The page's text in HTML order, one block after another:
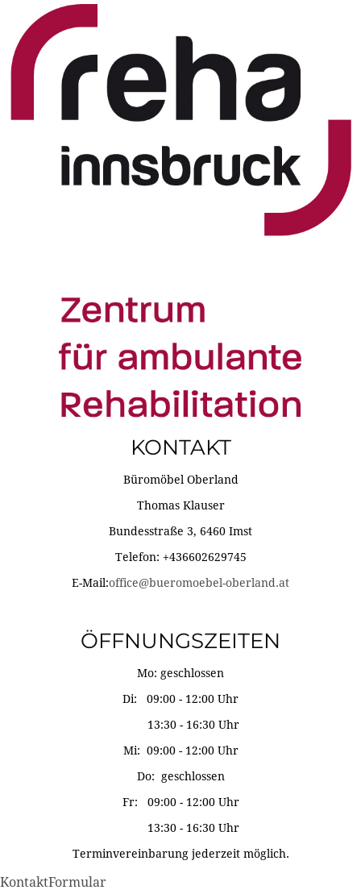
KONTAKT
Büromöbel Oberland
Thomas Klauser
Bundesstraße 3, 6460 Imst
Telefon: +436602629745
E-Mail:office@bueromoebel-oberland.at
ÖFFNUNGSZEITEN
Mo: geschlossen
Di: 09:00 - 12:00 Uhr
13:30 - 16:30 Uhr
Mi: 09:00 - 12:00 Uhr
Do: geschlossen
Fr: 09:00 - 12:00 Uhr
13:30 - 16:30 Uhr
Terminvereinbarung jederzeit möglich.
KontaktFormular